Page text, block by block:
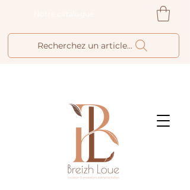
Recherchez un article...